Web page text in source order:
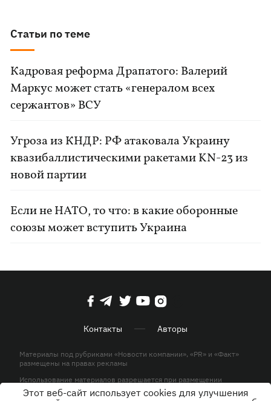
Статьи по теме
Кадровая реформа Драпатого: Валерий
Маркус может стать «генералом всех
сержантов» ВСУ
Угроза из КНДР: РФ атаковала Украину
квазибаллистическими ракетами KN-23 из
новой партии
Если не НАТО, то что: в какие оборонные
союзы может вступить Украина
Контакты Авторы
Материалы под рубриками «Новости компании», «PR» и «Факт»
размещены на правах рекламы
Использование материалов разрешается при размещении
активной гиперссылки на KP.UA в первом абзаце.
Этот веб-сайт использует cookies для улучшения